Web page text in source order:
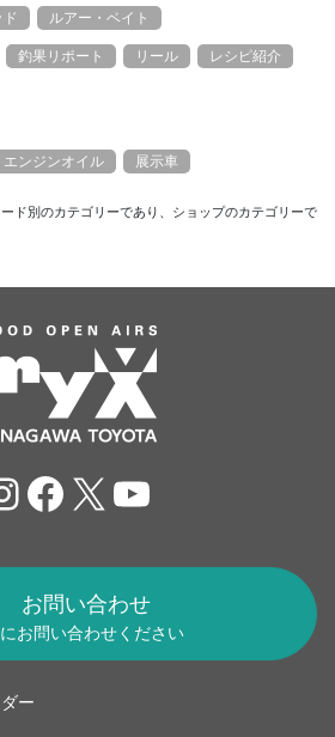
ルアー・ベイト
釣果リポート リール レシピ紹介
エンジンオイル 展示車
ド別のカテゴリーであり、ショップのカテゴリーで
Facebook
X YouTube
お問い合わせ
お問い合わせください
ー